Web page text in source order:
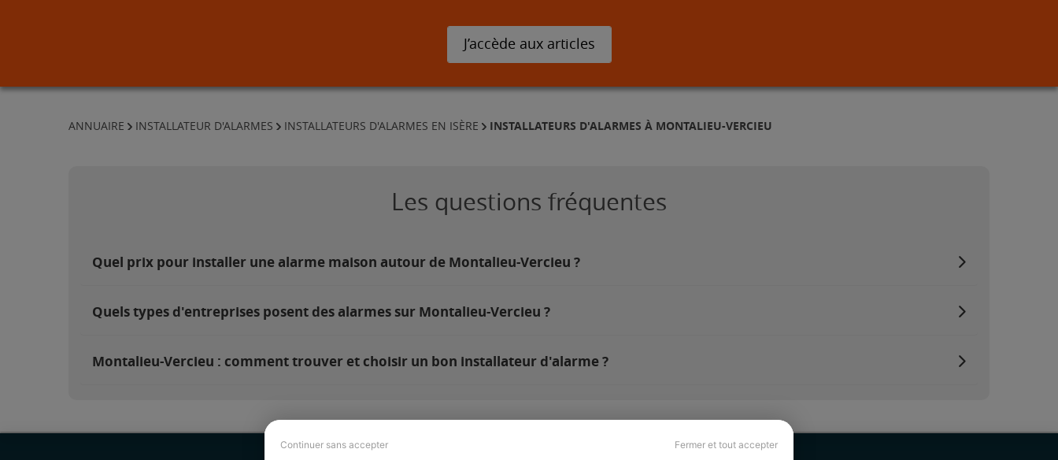
Continuer sans accepter Fermer et tout accepter
J’accède aux articles
ANNUAIRE INSTALLATEUR D'ALARMES INSTALLATEURS D'ALARMES EN ISÈRE INSTALLATEURS D'ALARMES À MONTALIEU-VERCIEU
Les questions fréquentes
Quel prix pour installer une alarme maison autour de Montalieu-Vercieu ?
Quels types d'entreprises posent des alarmes sur Montalieu-Vercieu ?
Montalieu-Vercieu : comment trouver et choisir un bon installateur d'alarme ?